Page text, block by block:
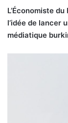
L’Économiste
l’idée de lancer
médiatique